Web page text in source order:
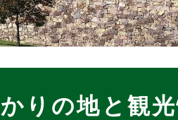
りの地と観